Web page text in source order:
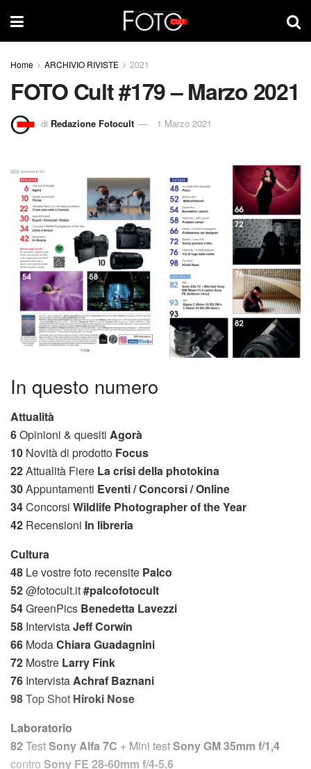
Home ARCHIVIO RIVISTE 2021
FOTO Cult #179 – Marzo 2021
di Redazione Fotocult 1 Marzo 2021
In questo numero
Attualità
6Opinioni & quesiti Agorà
10 Novità di prodotto Focus
22Attualità Fiere La crisi della photokina
30Appuntamenti Eventi / Concorsi / Online
34Concorsi Wildlife Photographer of the Year
42 Recensioni In libreria
Cultura
48 Le vostre foto recensite Palco
52@fotocult.it#palcofotocult
54GreenPics Benedetta Lavezzi
58 IntervistaJeff Corwin
66 ModaChiara Guadagnini
72 Mostre Larry Fink
76 IntervistaAchraf Baznani
98Top Shot Hiroki Nose
Laboratorio
82 TestSony Alfa 7C + Mini testSony GM 35mm f/1,4
contro Sony FE 28-60mm f/4-5,6